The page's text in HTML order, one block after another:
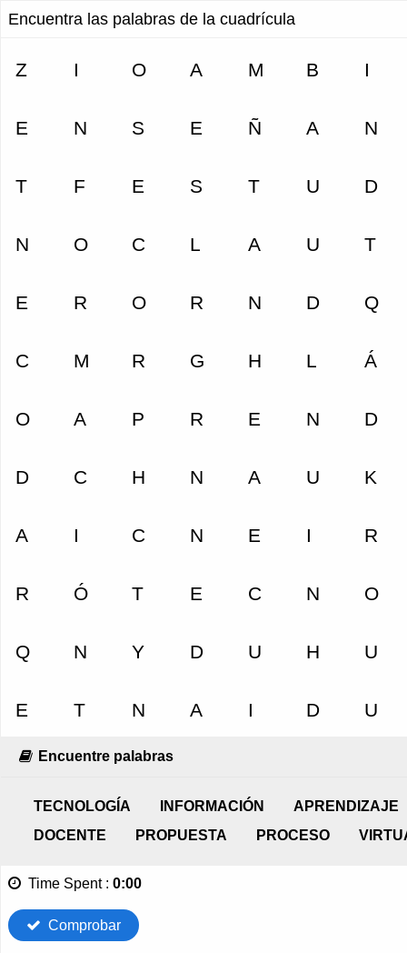
Encuentra las palabras de la cuadrícula
Encuentre palabras
TECNOLOGÍA INFORMACIÓN
APRENDIZAJE
DOCENTE
PROPUESTA PROCESO
Time Spent : 0:00
Comprobar